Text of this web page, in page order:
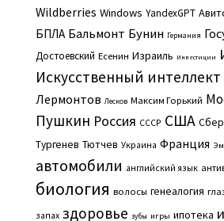
Wildberries Windows YandexGPT
БПЛА Бальмонт Бунин Германия
Достоевский Есенин Израиль Инвестиции
Искусственный интеллект
Лермонтов Лесков Максим Горький
Пушкин Россия СССР США Сбер
Тургенев Тютчев Украина Франция
автомобили английский язык
биология волосы генеалогия
запах здоровье зубы игры ипотека